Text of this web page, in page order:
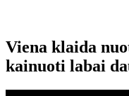
Viena klaida
kainuoti labai